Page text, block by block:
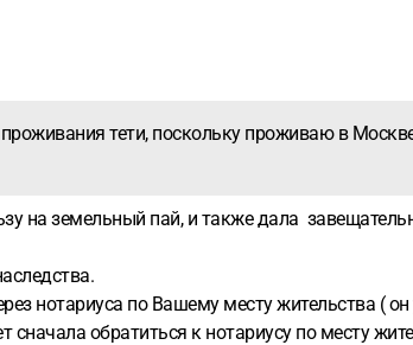
тети, поскольку проживаю в
на земельный пай, и также дала
нотариуса по Вашему месту жительства (
обратиться к нотариусу по месту